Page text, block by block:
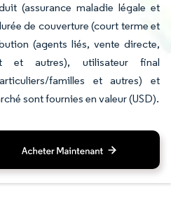
(assurance maladie légale et
de couverture (court terme et
(agents liés, vente directe,
et autres), utilisateur final
familles et autres) et
sont fournies en valeur (USD).